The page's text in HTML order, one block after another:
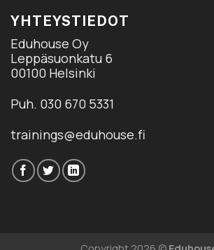
YHTEYSTIEDOT
Eduhouse Oy
Leppäsuonkatu 6
00100 Helsinki
Puh. 030 670 5331
trainings@eduhouse.fi